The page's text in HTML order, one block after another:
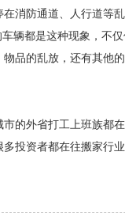
消防通道、人行道等
辆都是这种现象，不
品的乱放，还有其他
的外省打工上班族都
投资者都在往搬家行